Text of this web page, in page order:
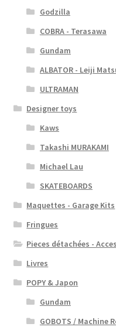
Godzilla
COBRA - Terasawa
Gundam
ALBATOR - Leiji
ULTRAMAN
Designer toys
Kaws
Takashi MURAKAMI
Michael Lau
SKATEBOARDS
Maquettes - Garage Kits
Fringues
Pieces détachées -
Livres
POPY & Japon
Gundam
GOBOTS / Machine